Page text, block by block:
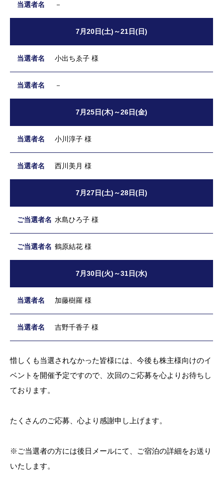
－
7月20日(土)～21日(日)
小出ちゑ子 様
－
7月25日(木)～26日(金)
小川淳子 様
西川美月 様
7月27日(土)～28日(日)
水島ひろ子 様
鶴原結花 様
7月30日(火)～31日(水)
加藤樹羅 様
吉野千香子 様
惜しくも当選されなかった皆様には、今後も株主様向けのイ
ベントを開催予定ですので、次回のご応募を心よりお待ちし
ております。
たくさんのご応募、心より感謝申し上げます。
※ご当選者の方には後日メールにて、ご宿泊の詳細をお送り
いたします。